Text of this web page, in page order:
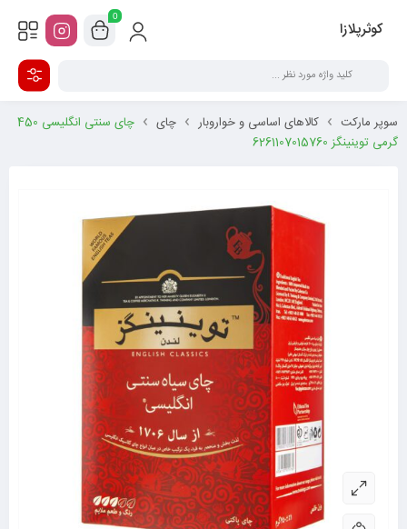
کوثرپلازا
0
سوپر مارکت کالاهای اساسی و خواروبار چای
چای سنتی انگلیسی 450
گرمی توینینگز 6261107015760